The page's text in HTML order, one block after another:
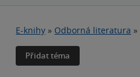
E-knihy » Odborná literatura »
Přidat téma